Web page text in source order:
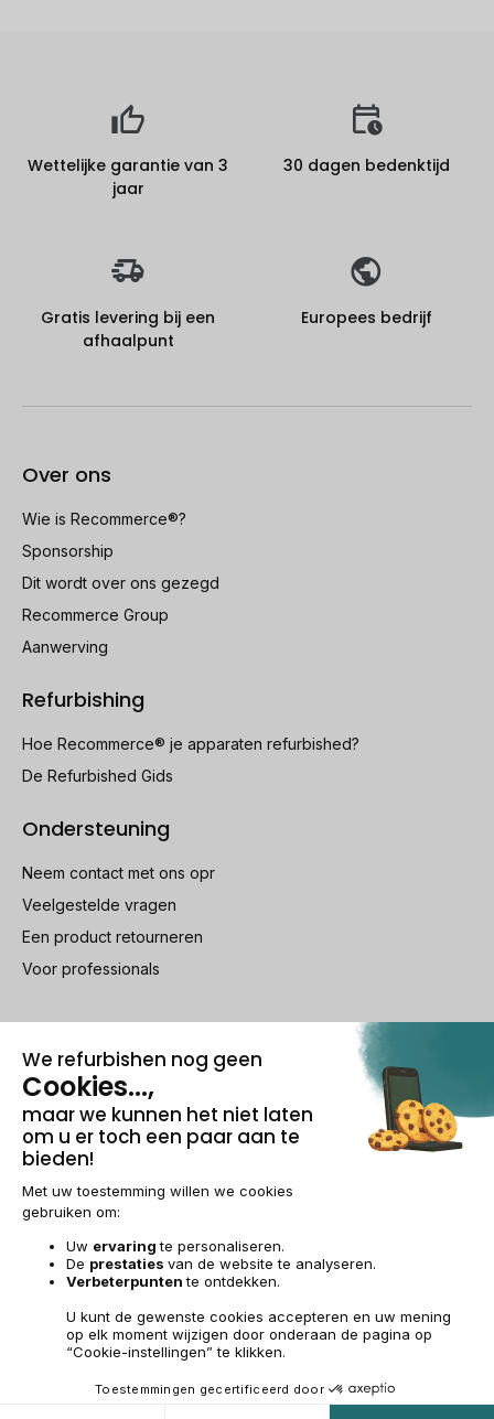
Wettelijke garantie van 3
jaar
30 dagen bedenktijd
Gratis levering bij een
afhaalpunt
Europees bedrijf
Over ons
Wie is Recommerce®?
Sponsorship
Dit wordt over ons gezegd
Recommerce Group
Aanwerving
Refurbishing
Hoe Recommerce® je apparaten refurbished?
De Refurbished Gids
Ondersteuning
Neem contact met ons opr
Veelgestelde vragen
Een product retourneren
Voor professionals
100% beveiligde betaling
Wettelijke vermeldingen & AGBeheer van cookies
Algemene verkoopvoorwaarden
Toegankelijkheid
© 2009-2026 RECOMMERCE - Alle rechten voorbehouden.